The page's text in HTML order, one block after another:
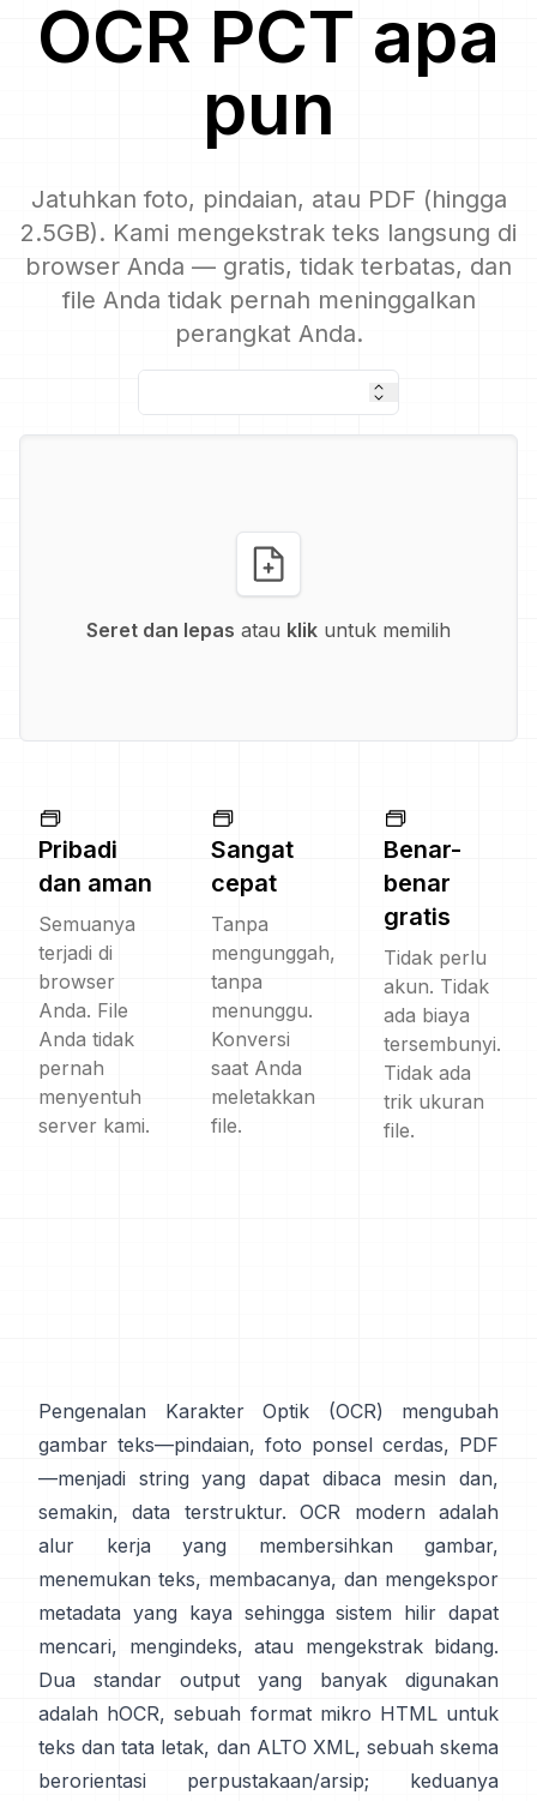
OCR PCT apa
pun
Jatuhkan foto, pindaian, atau PDF (hingga
2.5GB). Kami mengekstrak teks langsung di
browser Anda — gratis, tidak terbatas, dan
file Anda tidak pernah meninggalkan
perangkat Anda.
Seret dan lepas atau klik untuk memilih
Pribadi
dan aman
Semuanya
terjadi di
browser
Anda. File
Anda tidak
pernah
menyentuh
server kami.
Sangat
cepat
Tanpa
mengunggah,
tanpa
menunggu.
Konversi
saat Anda
meletakkan
file.
Benar-
benar
gratis
Tidak perlu
akun. Tidak
ada biaya
tersembunyi.
Tidak ada
trik ukuran
file.
Pengenalan Karakter Optik (OCR) mengubah
gambar teks—pindaian, foto ponsel cerdas, PDF
—menjadi string yang dapat dibaca mesin dan,
semakin, data terstruktur. OCR modern adalah
alur kerja yang membersihkan gambar,
menemukan teks, membacanya, dan mengekspor
metadata yang kaya sehingga sistem hilir dapat
mencari, mengindeks, atau mengekstrak bidang.
Dua standar output yang banyak digunakan
adalah hOCR, sebuah format mikro HTML untuk
teks dan tata letak, dan ALTO XML, sebuah skema
berorientasi perpustakaan/arsip; keduanya